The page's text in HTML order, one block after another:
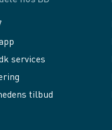
services
tilbud